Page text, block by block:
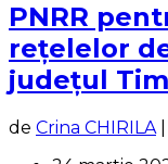
PNRR
rețelelor
județul
de Crina CHIRILA|